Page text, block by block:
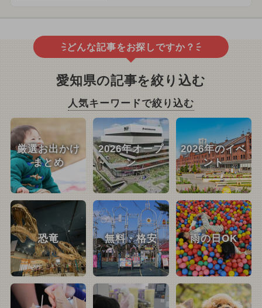
どんな記事をお探しですか？
愛知県の記事を絞り込む
人気キーワードで絞り込む
厳選お出かけ
まとめ
2026年オープ
ン
2026年のイベ
ント
恐竜 無料・格安 雨の日OK